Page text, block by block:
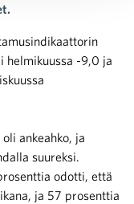
helmikuussa -9,0 ja
ankeahko, ja
suureksi.
odotti, että
ja 57 prosenttia